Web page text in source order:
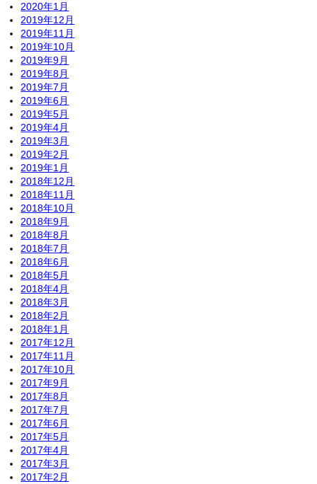
2020年1月
2019年12月
2019年11月
2019年10月
2019年9月
2019年8月
2019年7月
2019年6月
2019年5月
2019年4月
2019年3月
2019年2月
2019年1月
2018年12月
2018年11月
2018年10月
2018年9月
2018年8月
2018年7月
2018年6月
2018年5月
2018年4月
2018年3月
2018年2月
2018年1月
2017年12月
2017年11月
2017年10月
2017年9月
2017年8月
2017年7月
2017年6月
2017年5月
2017年4月
2017年3月
2017年2月